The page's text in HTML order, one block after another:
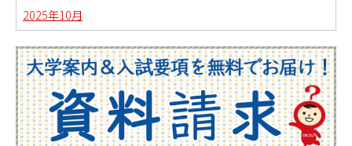
2025年10月
2025年08月
2025年07月
2025年06月
2025年05月